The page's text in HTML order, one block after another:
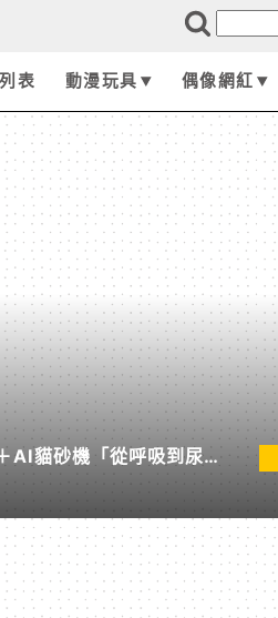
表 動漫玩具 偶像網紅
AI貓砂機「從呼吸到尿